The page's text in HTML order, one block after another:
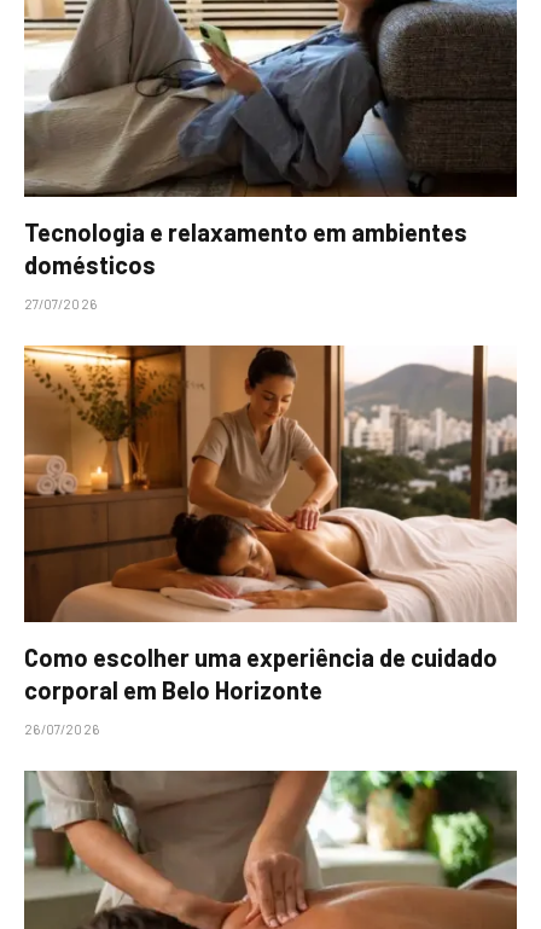
Tecnologia e relaxamento em ambientes
domésticos
27/07/2026
Como escolher uma experiência de cuidado
corporal em Belo Horizonte
26/07/2026